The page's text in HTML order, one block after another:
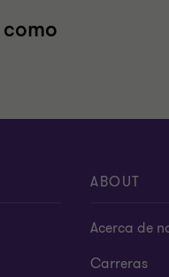
ABOUT
Acerca de
Carreras